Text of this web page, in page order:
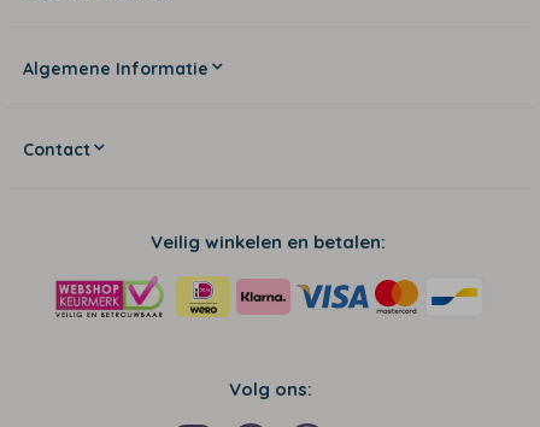
Algemene Informatie
Contact
Veilig winkelen en betalen:
Volg ons: